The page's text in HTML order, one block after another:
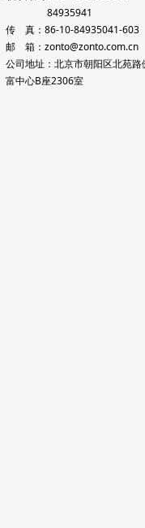
84935941
传 真：86-10-84935041-603
邮 箱：zonto@zonto.com.cn
公司地址：北京市朝阳区北苑路
富中心B座2306室